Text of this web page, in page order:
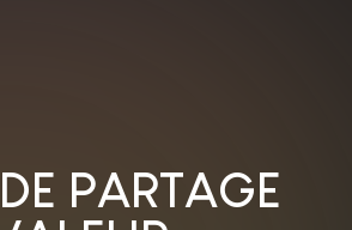
PARTAGE